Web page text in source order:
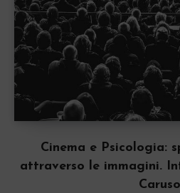
Cinema e Psicologia:
attraverso le immagini.
Caruso